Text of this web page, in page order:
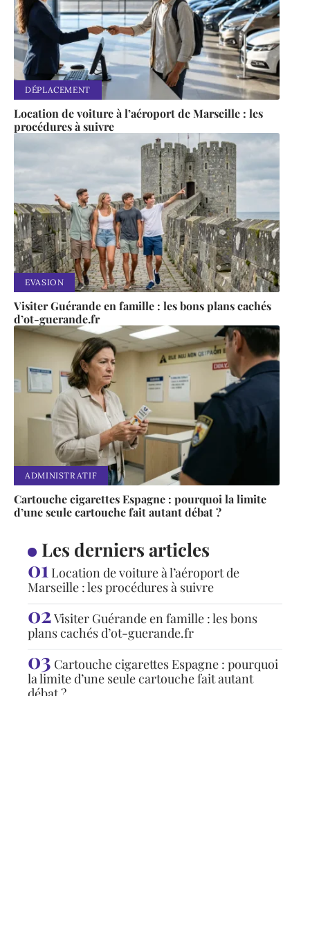
DÉPLACEMENT
Location de voiture à l’aéroport de Marseille : les
procédures à suivre
EVASION
Visiter Guérande en famille : les bons plans cachés
d’ot-guerande.fr
ADMINISTRATIF
Cartouche cigarettes Espagne : pourquoi la limite
d’une seule cartouche fait autant débat ?
Les derniers articles
Location de voiture à l’aéroport de
Marseille : les procédures à suivre
Visiter Guérande en famille : les bons
plans cachés d’ot-guerande.fr
Cartouche cigarettes Espagne : pourquoi
la limite d’une seule cartouche fait autant
débat ?